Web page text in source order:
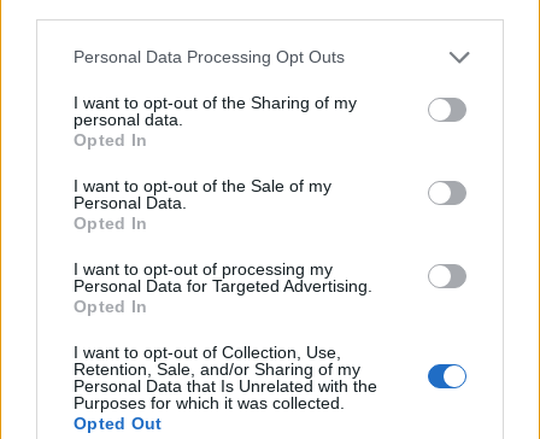
Please note that this website/app uses one or more Google
not limited to your visit or usage behaviour. You may click to
grant or deny consent to Google and its third-party tags to
use your data for below specified purposes in below Google
consent section.
Personal Data Processing Opt Outs
I want to opt-out of the Sharing of my
personal data.
Opted In
I want to opt-out of the Sale of my
Personal Data.
Opted In
I want to opt-out of processing my
Personal Data for Targeted Advertising.
Opted In
I want to opt-out of Collection, Use,
Retention, Sale, and/or Sharing of my
Personal Data that Is Unrelated with the
Purposes for which it was collected.
Opted Out
Πιο δημοφιλή
Έφυγαν οι συνεργάτες, μένει η Μαρία
Καρυστιανού - Η επόμενη μέρα για την
«Ελπίδα για τη Δημοκρατία»
Στη Βρετανία στελέχη του ελληνικού FBI
για να παραλάβουν την 46χρονη για την
τραγωδία της Μαρφίν - Η διαδικασία που
Ψάθα: «Δεν υπήρξε τεχνικό πρόβλημα με
τα δύο ελικόπτερα» κατέθεσαν ο Βρετανός
«Βαριά καμπάνα» στον 27χρονο τράπερ
που έτρεχε με 182 χιλιόμετρα την ώρα σε
δρόμο με όριο τα 80